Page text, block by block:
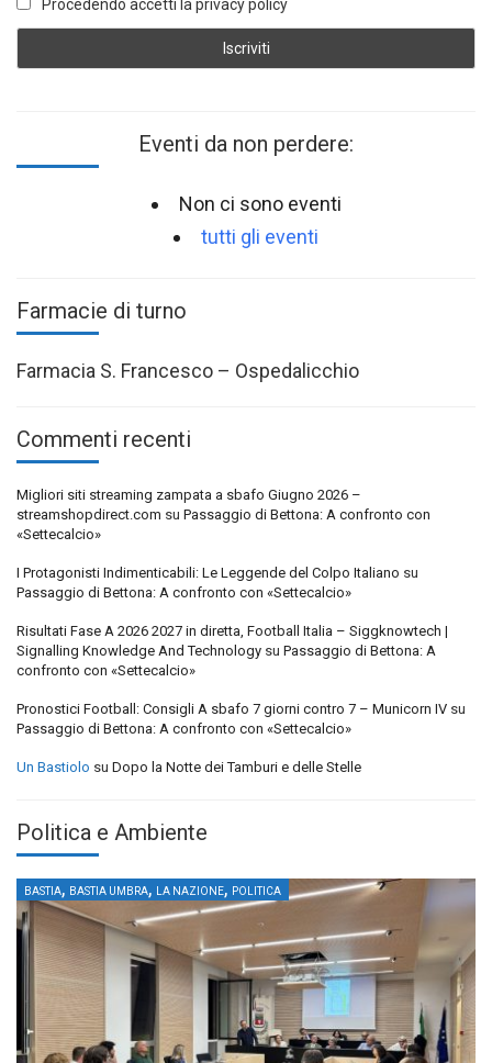
Procedendo accetti la privacy policy
Eventi da non perdere:
Non ci sono eventi
tutti gli eventi
Farmacie di turno
Farmacia S. Francesco – Ospedalicchio
Commenti recenti
Migliori siti streaming zampata a sbafo Giugno 2026 –
streamshopdirect.com su Passaggio di Bettona: A confronto con
«Settecalcio»
I Protagonisti Indimenticabili: Le Leggende del Colpo Italiano su
Passaggio di Bettona: A confronto con «Settecalcio»
Risultati Fase A 2026 2027 in diretta, Football Italia – Siggknowtech |
Signalling Knowledge And Technology su Passaggio di Bettona: A
confronto con «Settecalcio»
Pronostici Football: Consigli A sbafo 7 giorni contro 7 – Municorn IV su
Passaggio di Bettona: A confronto con «Settecalcio»
Un Bastiolo su Dopo la Notte dei Tamburi e delle Stelle
Politica e Ambiente
BASTIA, BASTIA UMBRA, LA NAZIONE, POLITICA